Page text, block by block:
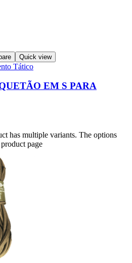
Quick view
Tático
EM S PARA
has multiple variants. The options
page